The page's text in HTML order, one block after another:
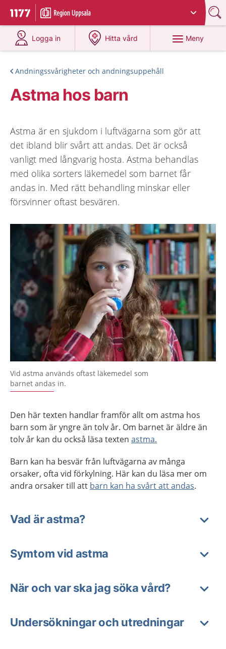
Till startsidan för 1177
Du har valt region
Logga in
på 1177.se
Hitta vård
på 1177.se
Meny
Andningssvårigheter och andningsuppehåll
Astma hos barn
Astma är en sjukdom i luftvägarna som gör att
det ibland blir svårt att andas. Det är också
vanligt med långvarig hosta. Astma behandlas
med olika sorters läkemedel som barnet får
andas in. Med rätt behandling minskar eller
försvinner oftast besvären.
Vid astma används oftast läkemedel som
barnet andas in.
Den här texten handlar framför allt om astma hos
barn som är yngre än tolv år. Om barnet är äldre än
tolv år kan du också läsa texten astma.
Barn kan ha besvär från luftvägarna av många
orsaker, ofta vid förkylning. Här kan du läsa mer om
andra orsaker till att barn kan ha svårt att andas.
Vad är astma?
Symtom vid astma
När och var ska jag söka vård?
Undersökningar och utredningar